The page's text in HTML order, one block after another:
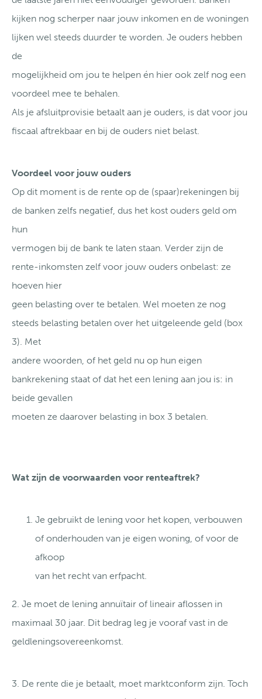
kijken nog scherper naar jouw inkomen en de woningen
lijken wel steeds duurder te worden. Je ouders hebben
de
mogelijkheid om jou te helpen én hier ook zelf nog een
voordeel mee te behalen.
Als je afsluitprovisie betaalt aan je ouders, is dat voor jou
fiscaal aftrekbaar en bij de ouders niet belast.
Voordeel voor jouw ouders
Op dit moment is de rente op de (spaar)rekeningen bij
de banken zelfs negatief, dus het kost ouders geld om
hun
vermogen bij de bank te laten staan. Verder zijn de
rente-inkomsten zelf voor jouw ouders onbelast: ze
hoeven hier
geen belasting over te betalen. Wel moeten ze nog
steeds belasting betalen over het uitgeleende geld (box
3). Met
andere woorden, of het geld nu op hun eigen
bankrekening staat of dat het een lening aan jou is: in
beide gevallen
moeten ze daarover belasting in box 3 betalen.
Wat zijn de voorwaarden voor renteaftrek?
Je gebruikt de lening voor het kopen, verbouwen
of onderhouden van je eigen woning, of voor de
afkoop
van het recht van erfpacht.
2. Je moet de lening annuïtair of lineair aflossen in
maximaal 30 jaar. Dit bedrag leg je vooraf vast in de
geldleningsovereenkomst.
3. De rente die je betaalt, moet marktconform zijn. Toch